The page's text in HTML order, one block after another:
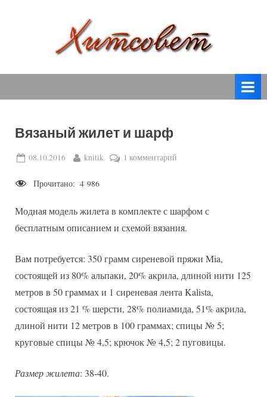
т
о
в
спицами,
крючком,
вязаные
модели
с
Вязаный жилет и шарф
Posted
08.10.2016 By
knitik 1 комментарийк
и
шарф
Прочитано: 4 986
Модная модель жилета в комплекте с шарфом с
бесплатным описанием и схемой вязания.
Вам потребуется: 350 грамм сиреневой пряжи Mia,
состоящей из 80% альпаки, 20% акрила, длиной нити 125
метров в 50 граммах и 1 сиреневая лента Kalista,
состоящая из 21 % шерсти, 28% полиамида, 51% акрила,
длиной нити 12 метров в 100 граммах; спицы № 5;
круговые спицы № 4,5; крючок № 4,5; 2 пуговицы.
Размер жилета: 38-40.